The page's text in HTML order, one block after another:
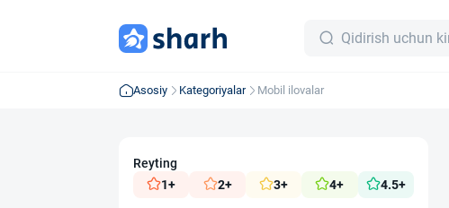
Asosiy Kategoriyalar Mobil ilovalar
Reyting
1+
2+ 3+ 4+ 4.5+